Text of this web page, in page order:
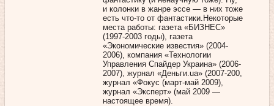
и колонки в жанре эссе — в них тоже
есть что-то от фантастики.Некоторые
места работы: газета «БИЗНЕС»
(1997-2003 годы), газета
«Экономические известия» (2004-
2006), компания «Технологии
Управления Спайдер Украина» (2006-
2007), журнал «Деньги.ua» (2007-200,
журнал «Фокус (март-май 2009),
журнал «Эксперт» (май 2009 —
настоящее время).